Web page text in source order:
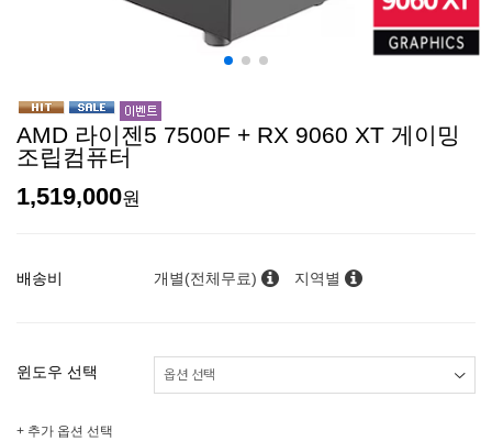
AMD 라이젠5 7500F + RX 9060 XT 게이밍
조립컴퓨터
1,519,000원
배송비 개별(전체무료) 지역별
윈도우 선택
+ 추가 옵션 선택